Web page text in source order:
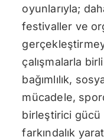
oyunlarıyla;
festivaller ve
çalışmalarla
bağımlılık,
mücadele,
birleştirici gücü
farkındalık